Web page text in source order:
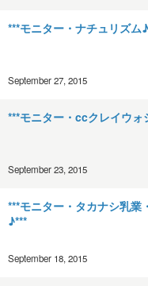
***モニター・ナチュリズム
September 27, 2015
***モニター・ccクレイウォ
September 23, 2015
***モニター・タカナシ乳業
♪***
September 18, 2015